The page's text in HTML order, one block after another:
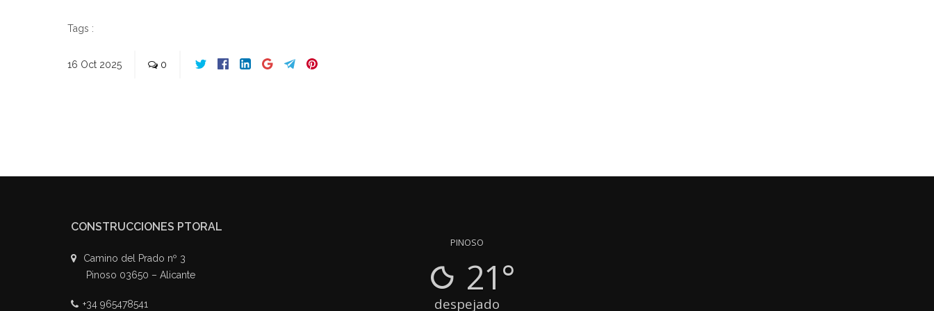
Tags :
16 Oct 2025 0
CONSTRUCCIONES PTORAL
Camino del Prado nº 3
Pinoso 03650 – Alicante
+34 965478541
PINOSO
21°
despejado